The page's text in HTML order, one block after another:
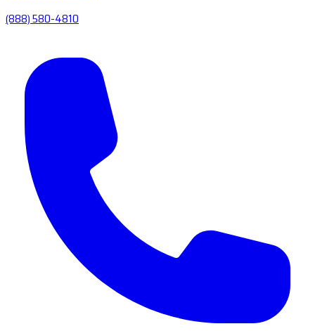
(888) 580-4810